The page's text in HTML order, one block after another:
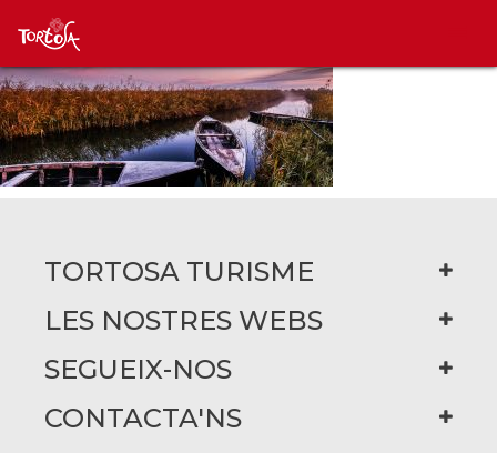
TORTOSA TURISME
LES NOSTRES WEBS
SEGUEIX-NOS
CONTACTA'NS